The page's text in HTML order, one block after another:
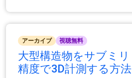
アーカイブ 視聴無料
大型構造物をサブミリ
精度で3D計測する方法